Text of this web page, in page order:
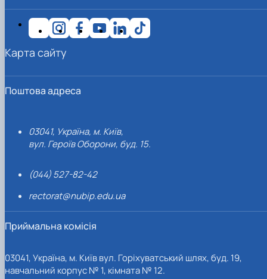
Поштова адреса
03041, Україна, м. Київ,
вул. Героїв Оборони, буд. 15.
(044) 527-82-42
rectorat@nubip.edu.ua
Приймальна комісія
03041, Україна, м. Київ вул. Горіхуватський шлях, буд. 19,
навчальний корпус № 1, кімната № 12.
Карта сайту